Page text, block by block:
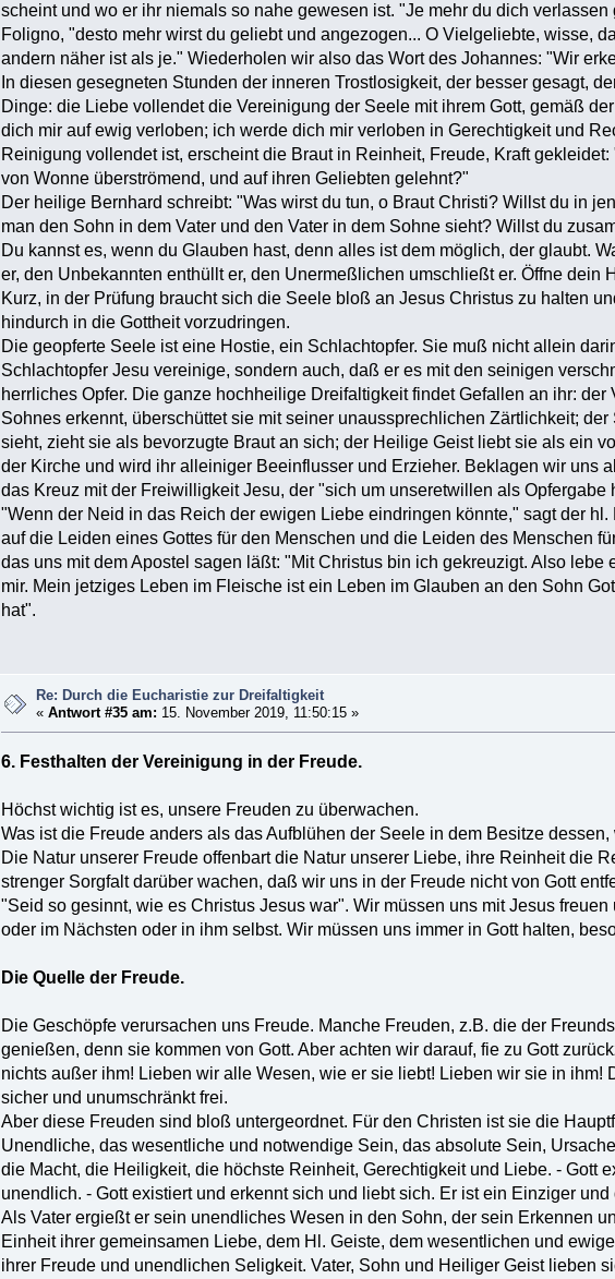
scheint und wo er ihr niemals so nahe gewesen ist. "Je mehr du dich
Foligno, "desto mehr wirst du geliebt und angezogen... O Vielgeliebte, wisse,
andern näher ist als je." Wiederholen wir also das Wort des Johannes: "Wir
In diesen gesegneten Stunden der inneren Trostlosigkeit, der besser gesagt,
Dinge: die Liebe vollendet die Vereinigung der Seele mit ihrem Gott, gemäß
dich mir auf ewig verloben; ich werde dich mir verloben in Gerechtigkeit und
Reinigung vollendet ist, erscheint die Braut in Reinheit, Freude, Kraft
von Wonne überströmend, und auf ihren Geliebten gelehnt?"
Der heilige Bernhard schreibt: "Was wirst du tun, o Braut Christi? Willst du in
man den Sohn in dem Vater und den Vater in dem Sohne sieht? Willst du
Du kannst es, wenn du Glauben hast, denn alles ist dem möglich, der glaubt.
er, den Unbekannten enthüllt er, den Unermeßlichen umschließt er. Öffne dein
Kurz, in der Prüfung braucht sich die Seele bloß an Jesus Christus zu halten
hindurch in die Gottheit vorzudringen.
Die geopferte Seele ist eine Hostie, ein Schlachtopfer. Sie muß nicht allein
Schlachtopfer Jesu vereinige, sondern auch, daß er es mit den seinigen
herrliches Opfer. Die ganze hochheilige Dreifaltigkeit findet Gefallen an ihr:
Sohnes erkennt, überschüttet sie mit seiner unaussprechlichen Zärtlichkeit;
sieht, zieht sie als bevorzugte Braut an sich; der Heilige Geist liebt sie als ein
der Kirche und wird ihr alleiniger Beeinflusser und Erzieher. Beklagen wir uns
das Kreuz mit der Freiwilligkeit Jesu, der "sich um unseretwillen als Opfergabe
"Wenn der Neid in das Reich der ewigen Liebe eindringen könnte," sagt der
auf die Leiden eines Gottes für den Menschen und die Leiden des Menschen
das uns mit dem Apostel sagen läßt: "Mit Christus bin ich gekreuzigt. Also
mir. Mein jetziges Leben im Fleische ist ein Leben im Glauben an den Sohn
hat".
Re: Durch die Eucharistie zur Dreifaltigkeit
«Antwort #35 am: 15. November 2019, 11:50:15 »
6. Festhalten der Vereinigung in der Freude.
Höchst wichtig ist es, unsere Freuden zu überwachen.
Was ist die Freude anders als das Aufblühen der Seele in dem Besitze dessen,
Die Natur unserer Freude offenbart die Natur unserer Liebe, ihre Reinheit die
strenger Sorgfalt darüber wachen, daß wir uns in der Freude nicht von Gott
"Seid so gesinnt, wie es Christus Jesus war". Wir müssen uns mit Jesus
oder im Nächsten oder in ihm selbst. Wir müssen uns immer in Gott halten,
Die Quelle der Freude.
Die Geschöpfe verursachen uns Freude. Manche Freuden, z.B. die der
genießen, denn sie kommen von Gott. Aber achten wir darauf, fie zu Gott
nichts außer ihm! Lieben wir alle Wesen, wie er sie liebt! Lieben wir sie in ihm!
sicher und unumschränkt frei.
Aber diese Freuden sind bloß untergeordnet. Für den Christen ist sie die
Unendliche, das wesentliche und notwendige Sein, das absolute Sein,
die Macht, die Heiligkeit, die höchste Reinheit, Gerechtigkeit und Liebe. - Gott
unendlich. - Gott existiert und erkennt sich und liebt sich. Er ist ein Einziger
Als Vater ergießt er sein unendliches Wesen in den Sohn, der sein Erkennen
Einheit ihrer gemeinsamen Liebe, dem Hl. Geiste, dem wesentlichen und
ihrer Freude und unendlichen Seligkeit. Vater, Sohn und Heiliger Geist lieben